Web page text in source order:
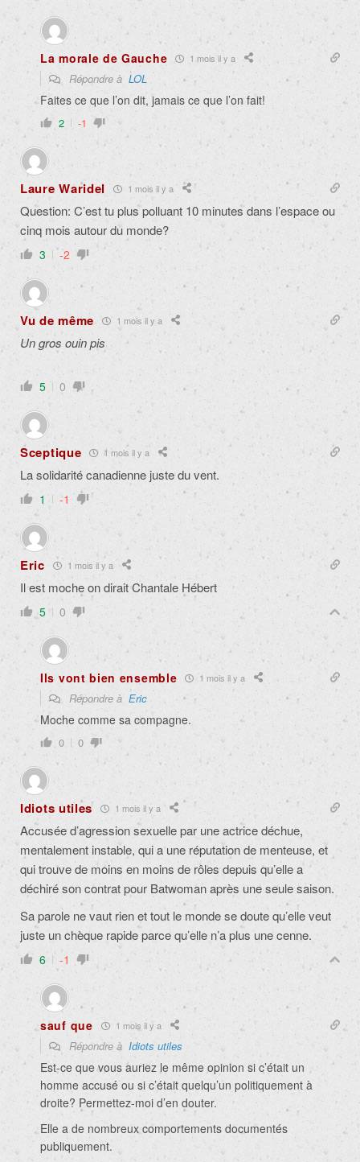
La morale de Gauche 1 mois il y a
Répondre à LOL
Faites ce que l’on dit, jamais ce que l’on fait!
2 -1
Laure Waridel 1 mois il y a
Question: C’est tu plus polluant 10 minutes dans l’espace ou
cinq mois autour du monde?
3 -2
Vu de même 1 mois il y a
Un gros ouin pis
5 0
Sceptique 1 mois il y a
La solidarité canadienne juste du vent.
1 -1
Eric 1 mois il y a
Il est moche on dirait Chantale Hébert
5 0
Ils vont bien ensemble 1 mois il y a
Répondre à Eric
Moche comme sa compagne.
0 0
Idiots utiles 1 mois il y a
Accusée d’agression sexuelle par une actrice déchue,
mentalement instable, qui a une réputation de menteuse, et
qui trouve de moins en moins de rôles depuis qu’elle a
déchiré son contrat pour Batwoman après une seule saison.
Sa parole ne vaut rien et tout le monde se doute qu’elle veut
juste un chèque rapide parce qu’elle n’a plus une cenne.
6 -1
sauf que 1 mois il y a
Répondre à Idiots utiles
Est-ce que vous auriez le même opinion si c’était un
homme accusé ou si c’était quelqu’un politiquement à
droite? Permettez-moi d’en douter.
Elle a de nombreux comportements documentés
publiquement.